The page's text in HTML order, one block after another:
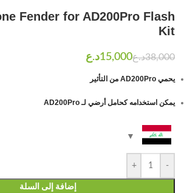
Fender for AD200Pro Flash
Kit
د.ع د.ع
يحمي AD200Pro من التأثير
يمكن استخدامه كحامل أرضي لـ AD200Pro
-
+
إضافة إلى السلة